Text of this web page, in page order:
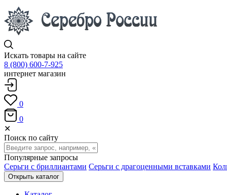
Искать товары на сайте
8 (800) 600-7-925
интернет магазин
0
0
✕
Поиск по сайту
Популярные запросы
Серьги с бриллиантами Серьги с драгоценными вставками
Открыть каталог